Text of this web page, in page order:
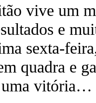
vive um
e
sexta-
quadra e
uma vitória…